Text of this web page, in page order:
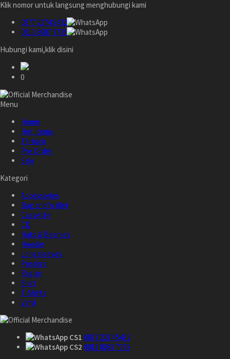
Klik nomor untuk langsung menghubungi kami
0877 2274 5432
0813 8087 7735
Hubungi kami,klik disini
0
Menu
Home
Hot Items
Terbaru
Pre Order
Sale
Kategori
Accessories
Bag and Wallet
Cassette
CD
Hats & Beanies
Hoodie
Longsleeves
Posters
Raglan
Shirt
T-Shirts
Vinyl
CS1 0877 2274 5432
CS2 0813 8087 7735